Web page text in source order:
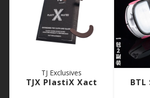
TJ Exclusives
TJX PlastiX Xact BTL